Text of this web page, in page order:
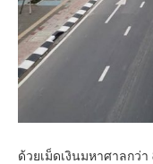
ด้วยเม็ดเงินมหาศาลกว่